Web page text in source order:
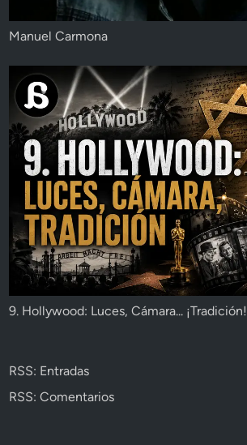
Manuel Carmona
9. Hollywood: Luces, Cámara... ¡Tradición!
RSS: Entradas
RSS: Comentarios